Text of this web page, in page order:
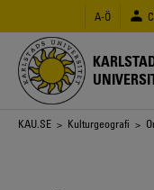
huvudinnehåll
A-Ö
Länkstig
KAU.SE > Kulturgeografi >